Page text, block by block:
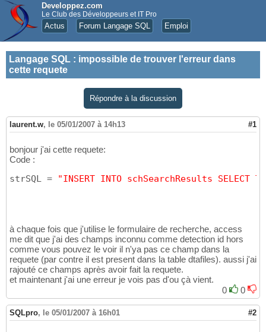
Developpez.com
Le Club des Développeurs et IT Pro
Actus Forum Langage SQL Emploi
Langage SQL : impossible de trouver l'erreur dans
cette requete
Répondre à la discussion
laurent.w, le 05/01/2007 à 14h13 #1
bonjour j'ai cette requete:
Code :
strSQL = "INSERT INTO schSearchResults
à chaque fois que j'utilise le formulaire de recherche, access
me dit que j'ai des champs inconnu comme detection id hors
comme vous pouvez le voir il n'ya pas ce champ dans la
requete (par contre il est present dans la table dtafiles). aussi j'ai
rajouté ce champs après avoir fait la requete.
et maintenant j'ai une erreur je vois pas d'ou çà vient.
0
0
SQLpro, le 05/01/2007 à 16h01 #2